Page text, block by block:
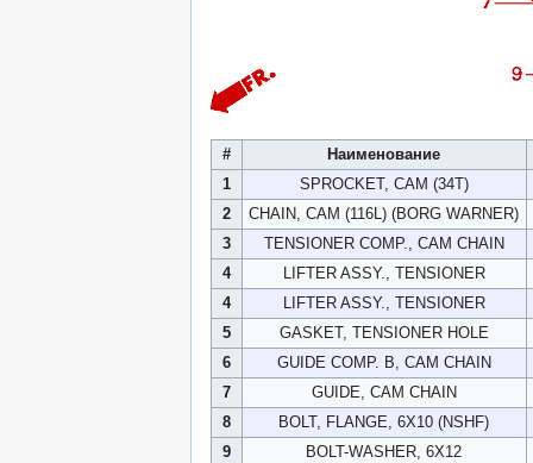
#
Наименование
1
SPROCKET, CAM (34T)
2
CHAIN, CAM (116L) (BORG WARNER)
3
TENSIONER COMP., CAM CHAIN
4
LIFTER ASSY., TENSIONER
4
LIFTER ASSY., TENSIONER
5
GASKET, TENSIONER HOLE
6
GUIDE COMP. B, CAM CHAIN
7
GUIDE, CAM CHAIN
8
BOLT, FLANGE, 6X10 (NSHF)
9
BOLT-WASHER, 6X12